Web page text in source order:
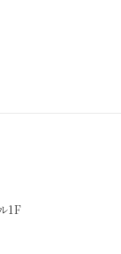
1F